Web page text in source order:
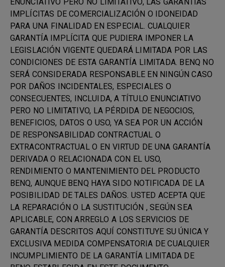
IMPLÍCITAS DE COMERCIALIZACIÓN O IDONEIDAD
PARA UNA FINALIDAD EN ESPECIAL. CUALQUIER
GARANTÍA IMPLÍCITA QUE PUDIERA IMPONER LA
LEGISLACIÓN VIGENTE QUEDARÁ LIMITADA POR LAS
CONDICIONES DE ESTA GARANTÍA LIMITADA. BENQ NO
SERÁ CONSIDERADA RESPONSABLE EN NINGÚN CASO
POR DAÑOS INCIDENTALES, ESPECIALES O
CONSECUENTES, INCLUIDA, A TÍTULO ENUNCIATIVO
PERO NO LIMITATIVO, LA PÉRDIDA DE NEGOCIOS,
BENEFICIOS, DATOS O USO, YA SEA POR UN ACCIÓN
DE RESPONSABILIDAD CONTRACTUAL O
EXTRACONTRACTUAL O EN VIRTUD DE UNA GARANTÍA
DERIVADA O RELACIONADA CON EL USO,
RENDIMIENTO O MANTENIMIENTO DEL PRODUCTO
BENQ, AUNQUE BENQ HAYA SIDO NOTIFICADA DE LA
POSIBILIDAD DE TALES DAÑOS. USTED ACEPTA QUE
LA REPARACIÓN O LA SUSTITUCIÓN , SEGÚN SEA
APLICABLE, CON ARREGLO A LOS SERVICIOS DE
GARANTÍA DESCRITOS AQUÍ CONSTITUYE SU ÚNICA Y
EXCLUSIVA MEDIDA COMPENSATORIA DE CUALQUIER
INCUMPLIMIENTO DE LA GARANTÍA LIMITADA DE